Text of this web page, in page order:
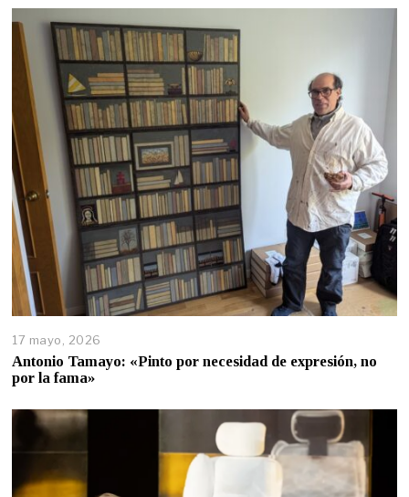
17 mayo, 2026
Antonio Tamayo: «Pinto por necesidad de expresión, no
por la fama»